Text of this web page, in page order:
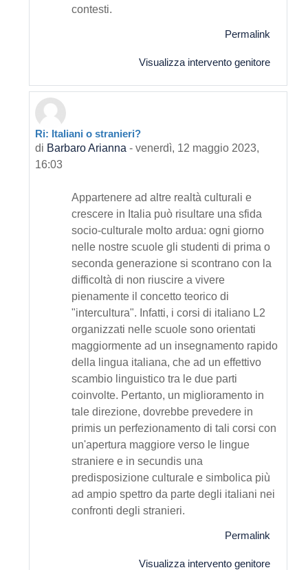
contesti.
Permalink
Visualizza intervento genitore
In riposta a Primo intervento
Ri: Italiani o stranieri?
di Barbaro Arianna - venerdì, 12 maggio 2023,
16:03
Appartenere ad altre realtà culturali e
crescere in Italia può risultare una sfida
socio-culturale molto ardua: ogni giorno
nelle nostre scuole gli studenti di prima o
seconda generazione si scontrano con la
difficoltà di non riuscire a vivere
pienamente il concetto teorico di
"intercultura". Infatti, i corsi di italiano L2
organizzati nelle scuole sono orientati
maggiormente ad un insegnamento rapido
della lingua italiana, che ad un effettivo
scambio linguistico tra le due parti
coinvolte. Pertanto, un miglioramento in
tale direzione, dovrebbe prevedere in
primis un perfezionamento di tali corsi con
un'apertura maggiore verso le lingue
straniere e in secundis una
predisposizione culturale e simbolica più
ad ampio spettro da parte degli italiani nei
confronti degli stranieri.
Permalink
Visualizza intervento genitore